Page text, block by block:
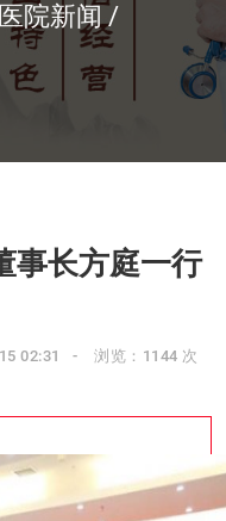
医院新闻
事长方庭一行
02:31 浏览：1144 次